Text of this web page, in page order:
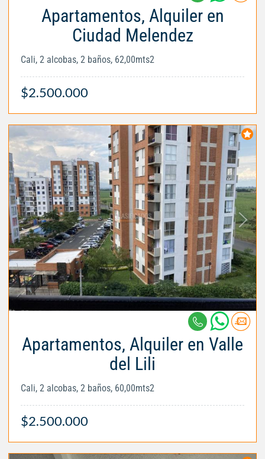
Apartamentos, Alquiler en
Ciudad Melendez
Cali, 2 alcobas, 2 baños, 62,00mts2
$2.500.000
Apartamentos, Alquiler en Valle
del Lili
Cali, 2 alcobas, 2 baños, 60,00mts2
$2.500.000